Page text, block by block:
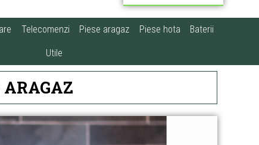
Telecomenzi Piese aragaz Piese hota Baterii
Utile